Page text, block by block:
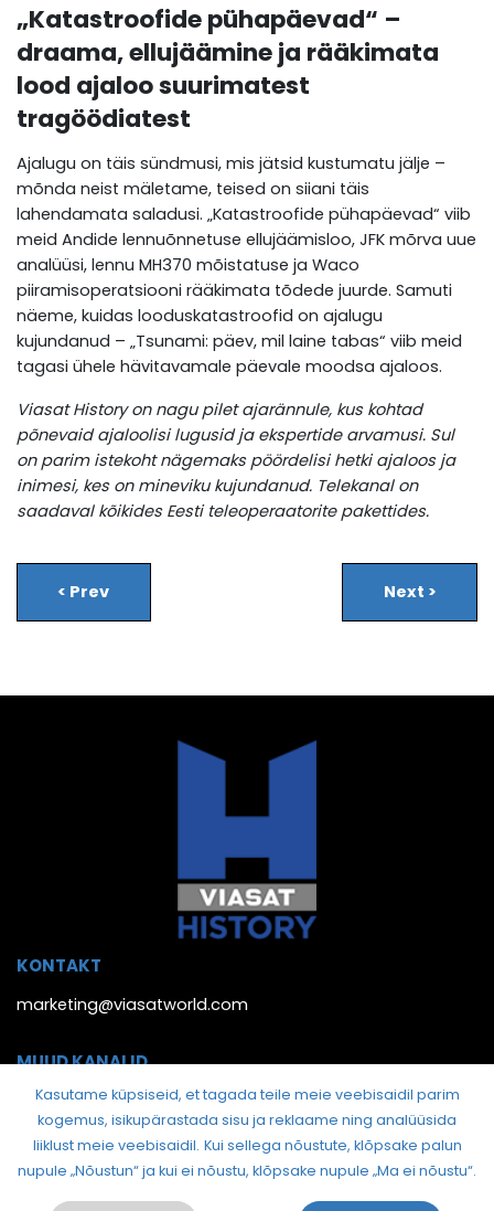
„Katastroofide pühapäevad“ –
draama, ellujäämine ja rääkimata
lood ajaloo suurimatest
tragöödiatest
Ajalugu on täis sündmusi, mis jätsid kustumatu jälje –
mõnda neist mäletame, teised on siiani täis
lahendamata saladusi. „Katastroofide pühapäevad“ viib
meid Andide lennuõnnetuse ellujäämisloo, JFK mõrva uue
analüüsi, lennu MH370 mõistatuse ja Waco
piiramisoperatsiooni rääkimata tõdede juurde. Samuti
näeme, kuidas looduskatastroofid on ajalugu
kujundanud – „Tsunami: päev, mil laine tabas“ viib meid
tagasi ühele hävitavamale päevale moodsa ajaloos.
Viasat History on nagu pilet ajarännule, kus kohtad
põnevaid ajaloolisi lugusid ja ekspertide arvamusi. Sul
on parim istekoht nägemaks pöördelisi hetki ajaloos ja
inimesi, kes on mineviku kujundanud. Telekanal on
saadaval kõikides Eesti teleoperaatorite pakettides.
< Prev Next >
KONTAKT
marketing@viasatworld.com
MUUD KANALID
Kasutame küpsiseid, et tagada teile meie veebisaidil parim
kogemus, isikupärastada sisu ja reklaame ning analüüsida
liiklust meie veebisaidil. Kui sellega nõustute, klõpsake palun
nupule „Nõustun“ ja kui ei nõustu, klõpsake nupule „Ma ei nõustu“.